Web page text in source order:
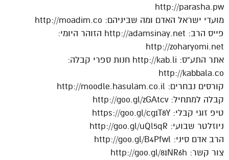
http://parasha.pw
מועדי ישראל האדם ומה שביניהם: http://moadim.co
פייס הרב: http://adamsinay.net הזוהר היומי:
http://zoharyomi.net
אתר התע”ס: http://kab.li חנות ספרי קבלה:
http://kabbala.co
קורסים נבחרים: http://moodle.hasulam.co.il
קבלה למתחיל: http://goo.gl/zGAtcv
טיפ זוגי קבלי: https://goo.gl/cg1T8Y
ניוזלטר שבועי: http://goo.gl/uQl5qR
הרב אדם סיני: http://goo.gl/B4Pfwl
צור קשר: http://goo.gl/81NR6h